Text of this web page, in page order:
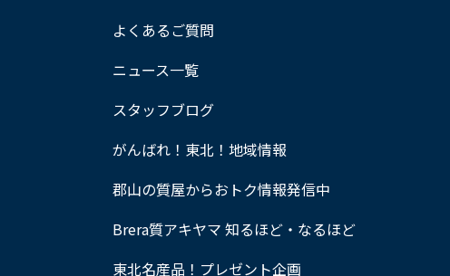
よくあるご質問
ニュース一覧
スタッフブログ
がんばれ！東北！地域情報
郡山の質屋からおトク情報発信中
Brera質アキヤマ 知るほど・なるほど
東北名産品！プレゼント企画